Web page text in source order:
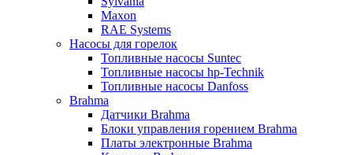
Maxon
RAE Systems
Насосы для горелок
Топливные насосы Suntec
Топливные насосы hp-Technik
Топливные насосы Danfoss
Brahma
Датчики Brahma
Блоки управления горением Brahma
Платы электронные Brahma